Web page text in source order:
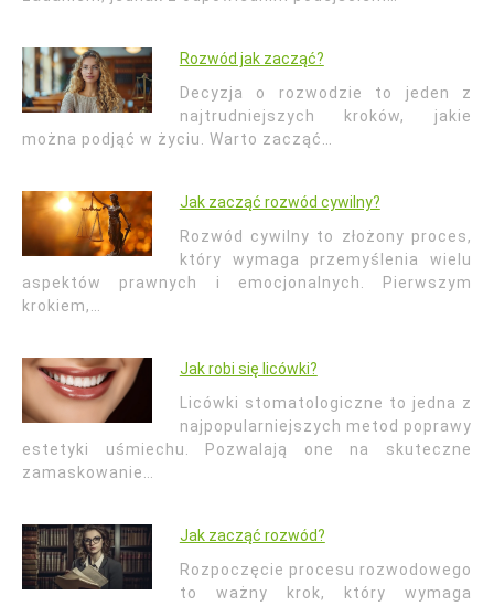
Rozwód jak zacząć?
Decyzja o rozwodzie to jeden z
najtrudniejszych kroków, jakie
można podjąć w życiu. Warto zacząć…
Jak zacząć rozwód cywilny?
Rozwód cywilny to złożony proces,
który wymaga przemyślenia wielu
aspektów prawnych i emocjonalnych. Pierwszym
krokiem,…
Jak robi się licówki?
Licówki stomatologiczne to jedna z
najpopularniejszych metod poprawy
estetyki uśmiechu. Pozwalają one na skuteczne
zamaskowanie…
Jak zacząć rozwód?
Rozpoczęcie procesu rozwodowego
to ważny krok, który wymaga